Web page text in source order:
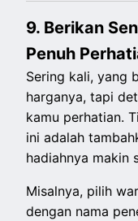
9. Berikan
Penuh
Sering kali, yang
harganya, tapi
kamu perhatian.
ini adalah
hadiahnya makin
Misalnya, pilih
dengan nama